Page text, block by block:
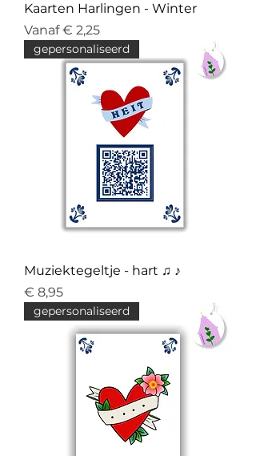
Kaarten Harlingen - Winter
Vanaf€ 2,25
Verkoopprijs
gepersonaliseerd
Muziektegeltje - hart ♫ ♪
Prijs
€ 8,95
gepersonaliseerd